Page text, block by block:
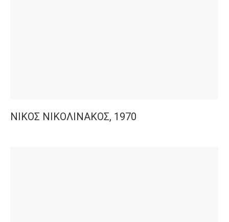
ΝΙΚΟΣ ΝΙΚΟΛΙΝΑΚΟΣ, 1970